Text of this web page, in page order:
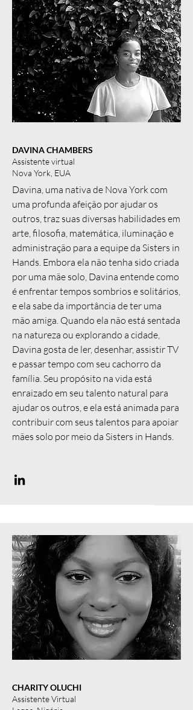
DAVINA CHAMBERS
Assistente virtual
Nova York, EUA
Davina, uma nativa de Nova York com
uma profunda afeição por ajudar os
outros, traz suas diversas habilidades em
arte, filosofia, matemática, iluminação e
administração para a equipe da Sisters in
Hands. Embora ela não tenha sido criada
por uma mãe solo, Davina entende como
é enfrentar tempos sombrios e solitários,
e ela sabe da importância de ter uma
mão amiga. Quando ela não está sentada
na natureza ou explorando a cidade,
Davina gosta de ler, desenhar, assistir TV
e passar tempo com seu cachorro da
família. Seu propósito na vida está
enraizado em seu talento natural para
ajudar os outros, e ela está animada para
contribuir com seus talentos para apoiar
mães solo por meio da Sisters in Hands.
CHARITY OLUCHI
Assistente Virtual